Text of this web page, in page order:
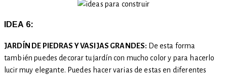
IDEA 6:
JARDÍN DE PIEDRAS Y VASIJAS GRANDES: De esta forma
también puedes decorar tu jardín con mucho color y para hacerlo
lucir muy elegante. Puedes hacer varias de estas en diferentes